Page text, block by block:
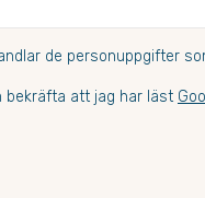
de personuppgifter
bekräfta att jag har läst